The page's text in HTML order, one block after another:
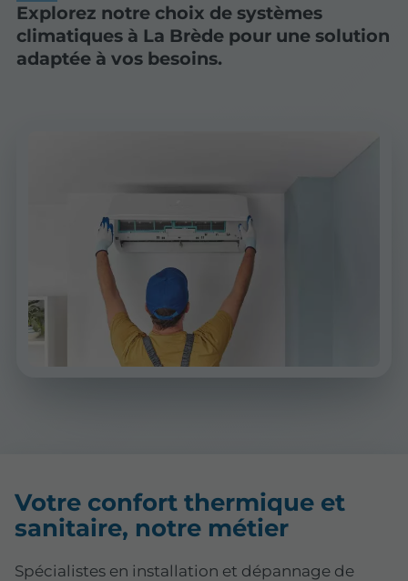
Explorez notre choix de systèmes
climatiques à La Brède pour une solution
adaptée à vos besoins.
Votre confort thermique et
sanitaire, notre métier
Spécialistes en installation et dépannage de